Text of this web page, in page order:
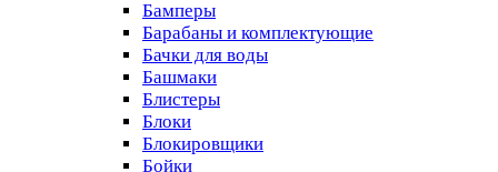
Бамперы
Барабаны и комплектующие
Бачки для воды
Башмаки
Блистеры
Блоки
Блокировщики
Бойки